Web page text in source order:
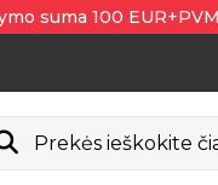
suma 100
Prekės ieškokite